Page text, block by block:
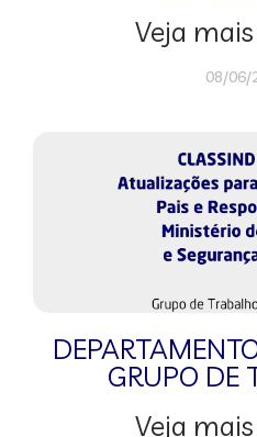
Veja
08/06/
GRUPO DE
Veja